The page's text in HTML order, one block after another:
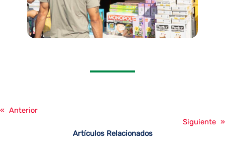
« Anterior
Siguiente »
Artículos Relacionados